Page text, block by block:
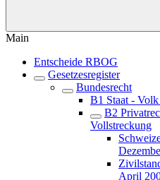
Main
Entscheide RBOG
Gesetzesregister
Bundesrecht
B1 Staat -
B2
Vollstreckung
April